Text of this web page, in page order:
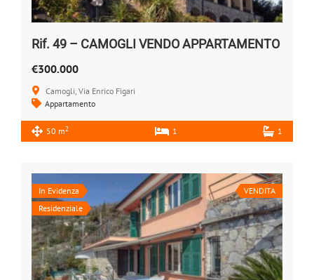
Rif. 49 – CAMOGLI VENDO APPARTAMENTO
€300.000
Camogli, Via Enrico Figari
Appartamento
50 m2 1 1
In Evidenza
Residenziale
VENDITA